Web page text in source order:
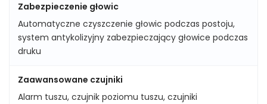
Zabezpieczenie głowic
Automatyczne czyszczenie głowic podczas postoju,
system antykolizyjny zabezpieczający głowice podczas
druku
Zaawansowane czujniki
Alarm tuszu, czujnik poziomu tuszu, czujniki